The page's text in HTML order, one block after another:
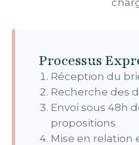
Processus
Réception du
Recherche des
Envoi sous 48h
propositions
Mise en relation